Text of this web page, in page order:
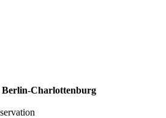
Charlottenburg